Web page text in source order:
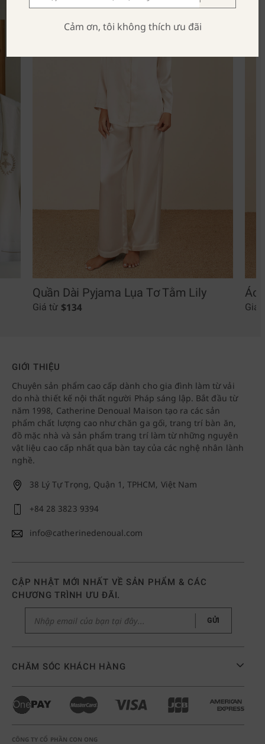
Quần Dài Pyjama Lụa Tơ Tằm Lily
Giá từ $134
Áo
Giá
GIỚI THIỆU
Chuyên sản phẩm cao cấp dành cho gia đình làm từ vải
do nhà thiết kế nội thất người Pháp sáng lập. Bắt đầu từ
năm 1998, Catherine Denoual Maison tạo ra các sản
phẩm chất lượng cao như chăn ga gối, trang trí bàn ăn,
đồ mặc nhà và sản phẩm trang trí làm từ những nguyên
vật liệu cao cấp nhất qua bàn tay của các nghệ nhân lành
nghề.
38 Lý Tự Trọng, Quận 1, TPHCM, Việt Nam
+84 28 3823 9394
info@catherinedenoual.com
CHĂM SÓC KHÁCH HÀNG
CẬP NHẬT MỚI NHẤT VỀ SẢN PHẨM & CÁC
CHƯƠNG TRÌNH ƯU ĐÃI.
GỬI
CÔNG TY CỔ PHẦN CON ONG
Cảm ơn, tôi không thích ưu đãi